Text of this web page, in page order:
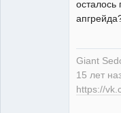
Giant
15 лет
https://